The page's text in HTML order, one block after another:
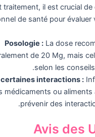
traitement, il est crucial de
de santé pour évaluer
Posologie :La dose
de 20 Mg, mais
selon les
interactions :
médicaments ou aliments
prévenir des
Avis des